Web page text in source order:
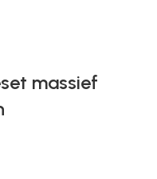
massief